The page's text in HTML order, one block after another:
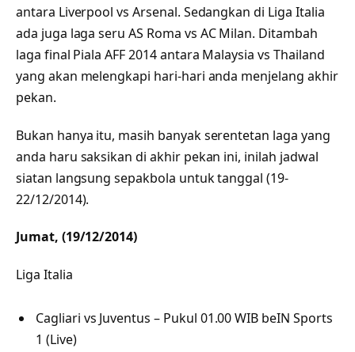
antara Liverpool vs Arsenal. Sedangkan di Liga Italia
ada juga laga seru AS Roma vs AC Milan. Ditambah
laga final Piala AFF 2014 antara Malaysia vs Thailand
yang akan melengkapi hari-hari anda menjelang akhir
pekan.
Bukan hanya itu, masih banyak serentetan laga yang
anda haru saksikan di akhir pekan ini, inilah jadwal
siatan langsung sepakbola untuk tanggal (19-
22/12/2014).
Jumat, (19/12/2014)
Liga Italia
Cagliari vs Juventus – Pukul 01.00 WIB beIN Sports
1 (Live)